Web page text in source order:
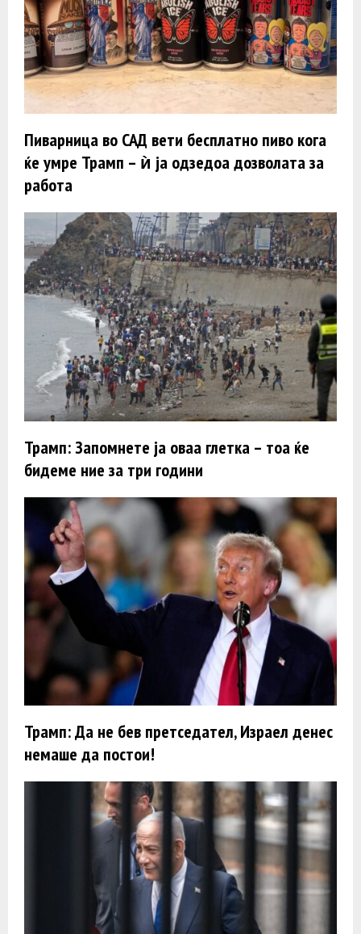
Пиварница во САД вети бесплатно пиво кога
ќе умре Трамп – ѝ ја одзедоа дозволата за
работа
Трамп: Запомнете ја оваа глетка – тоа ќе
бидеме ние за три години
Трамп: Да не бев претседател, Израел денес
немаше да постои!